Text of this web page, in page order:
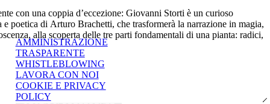
AMMINISTRAZIONE
TRASPARENTE
WHISTLEBLOWING
LAVORA CON NOI
COOKIE E PRIVACY
POLICY
con una coppia d’eccezione: Giovanni Storti è un curioso
e poetica di Arturo Brachetti, che trasformerà la narrazione in magia,
alla scoperta delle tre parti fondamentali di una pianta: radici,